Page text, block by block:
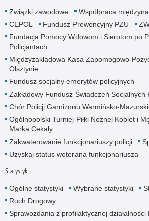
Związki zawodowe Współpraca
CEPOL
Fundusz Prewencyjny PZU
Fundacja Pomocy Wdowom i Sierotom po
Policjantach
Międzyzakładowa Kasa Zapomogowo-
Olsztynie
Fundusz socjalny emerytów policyjnych
Zakładowy Fundusz Świadczeń Socjalnych
Chór Policji Garnizonu Warmińsko-
Ogólnopolski Turniej Piłki Nożnej Kobiet i
Marka Cekały
Zakwaterowanie funkcjonariuszy policji
Uzyskaj status weterana funkcjonariusza
Statystyki
Ogólne statystyki Wybrane statystyki
Ruch Drogowy
Sprawozdania z profilaktycznej działalności